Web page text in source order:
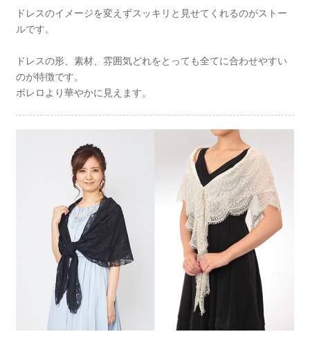
ドレスのイメージを変えずスッキリと見せてくれるのがストー
ルです。
ドレスの形、素材、雰囲気どれをとっても全てに合わせやすい
のが特徴です。
ボレロより華やかに見えます。